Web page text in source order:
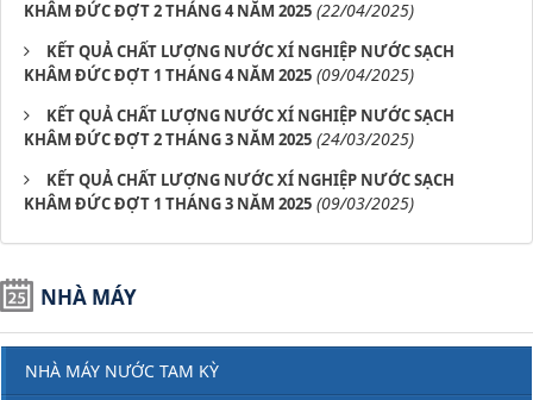
KHÂM ĐỨC ĐỢT 2 THÁNG 4 NĂM 2025 (22/04/2025)
KẾT QUẢ CHẤT LƯỢNG NƯỚC XÍ NGHIỆP NƯỚC SẠCH
KHÂM ĐỨC ĐỢT 1 THÁNG 4 NĂM 2025 (09/04/2025)
KẾT QUẢ CHẤT LƯỢNG NƯỚC XÍ NGHIỆP NƯỚC SẠCH
KHÂM ĐỨC ĐỢT 2 THÁNG 3 NĂM 2025 (24/03/2025)
KẾT QUẢ CHẤT LƯỢNG NƯỚC XÍ NGHIỆP NƯỚC SẠCH
KHÂM ĐỨC ĐỢT 1 THÁNG 3 NĂM 2025 (09/03/2025)
NHÀ MÁY
NHÀ MÁY NƯỚC TAM KỲ